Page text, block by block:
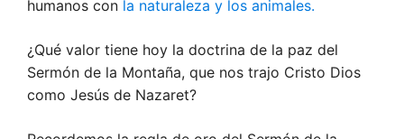
humanos con la naturaleza y los animales.
¿Qué valor tiene hoy la doctrina de la paz del
Sermón de la Montaña, que nos trajo Cristo Dios
como Jesús de Nazaret?